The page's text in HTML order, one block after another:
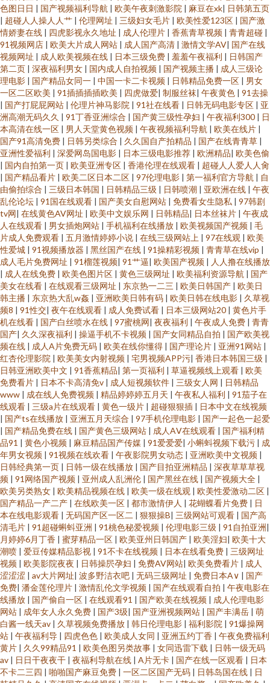
色图日日 | 国产视频福利导航 | 欧美午夜刺激影院 | 麻豆在xk| 日韩第五页
| 超碰人人操人人艹 | 伦理网址 | 三级妇女毛片 | 欧美性爱123区 | 国产激
情娇妻在线 | 四虎影视永久地址 | 成人伦理片 | 香蕉青草视频 | 青青超碰 |
91视频网店 | 欧美大片成人网站 | 成人国产高清 | 激情文学AV| 国产在线
视频网址 | 成人欧美视频在线 | 日本三级免费 | 羞羞午夜福利 | 日韩国产
第二页 | 深夜福利男女 | 国内成人自拍视频 | 国产视频主播 | 成人三级论
理电影 | 国产精品女同一 | 中国一卡二卡视频 | 日韩精品免费一区 | 男女
一区二区欧美 | 91插插插插欧美 | 四虎做爱| 制服丝袜| 午夜黄色 | 91去操
| 国产打屁屁网站 | 伦理片神马影院 | 91社在线看 | 日韩无码电影专区 | 亚
洲高潮无码久久 | 91丁香亚洲综合 | 国产黄三级性孕妇 | 午夜福利300 | 日
本高清在线一区 | 男人天堂黄色视频 | 午夜视频福利导航 | 欧美在线片 |
国产91高清免费 | 日韩另类综合 | 久久国自产拍精品 | 国产在线青青草 |
亚洲性爱福利 | 深爱网岛国电影 | 日本三级电影推荐 | 欧洲精品| 欧美色偷
| 国内自拍第一页 | 欧美亚洲专区 | 香港伦理在线观看 | 超碰人人爱人人肏
| 国产精品看片 | 欧美二区日本二区 | 97伦理电影 | 第一福利官方导航 | 自
由偷拍综合 | 三级日本韩国 | 日韩精品三级 | 日韩喷潮 | 亚欧洲在线 | 午夜
乱伦论坛 | 91国在线观看 | 国产美女自慰网站 | 免费看女生隐私 | 97韩剧
tv网| 在线黄色AV网址 | 欧美中文娱乐网 | 日韩精品| 日本丝袜片 | 午夜成
人在线观看 | 男女插炮网站 | 手机福利在线播放 | 欧美视频国产视频 | 毛
片成人免费观看 | 五月激情婷婷小说 | 在线三级网站上 | 97在线观 | 欧美
性爱城 | 91视频播放器 | 黑丝国产在线 | 91操精彩视频 | 青青草在线vip |
成人毛片免费网址 | 91榴莲视频| 91艹逼| 欧美国产视频 | 人人撸在线播放
| 成人在线免费 | 欧美色图片区 | 黄色三级网址 | 欧美福利资源导航 | 国产
美女在线看 | 在线观看三级网址 | 东京热一二三 | 欧美日韩国产 | 欧美日
韩主播 | 东京热大乱w姦 | 亚洲欧美日韩有码 | 欧美日韩在线电影 | 久草视
频8 | 91性交| 夜午在线观看 | 成人免费试看 | 日本三级网站20 | 黄色片手
机在线看 | 国产白丝喷水在线 | 97蜜桃网| 夜夜福利 | 午夜成人免费 | 青青
国产| 久久深夜福利 | 操逼手机不卡视频 | 国产女同精品自拍 | 国产欧美视
频在线 | 成人A片免费无码 | 欧美在线你懂得 | 国产理论片 | 亚洲91网站 |
红杏伦理影院 | 欧美美女内射视频 | 宅男视频APP污| 香港日本韩国三级 |
日韩亚洲欧美中文 | 91香蕉精品| 第一页福利 | 草逼视频线上观看 | 欧美
免费看片 | 日本不卡高清免v | 成人短视频软件 | 三级女人网 | 日韩精品
www | 成在线人免费视频 | 精品婷婷婷五月天 | 午夜私人福利 | 91茄子在
线观看 | 三级a片在线观看 | 黄色一级片 | 超碰狠狠插 | 日本中文在线视频
| 国产ts在线播放 | 亚洲五月天综合 | 97手机伦理电影 | 国产一起色一起爱
| 国产精品免费在线 | 国产黄色三级网站 | 成人AⅤ在线观看 | 国产福利精
品91 | 黄色小视频 | 麻豆精品国产传媒 | 91爱爱爱| 小蝌蚪视频下载污 | 成
年男女视频 | 91视频在线欢看 | 午夜影院男女动态 | 亚洲欧美中文视频 |
日韩经典第一页 | 日韩一级在线播放 | 国产目拍亚洲精品 | 深夜草草草视
频 | 91网络国产视频 | 亚州成人乱洲伦 | 国产黑丝在线 | 国产视频大全 |
欧美另类熟女 | 欧美精品视频在线 | 欧美一级在线观 | 欧美性爱激动二区 |
国产精品一产二产 | 在线欧美一区 | 都市激情伊人 | 花蝴蝶看片免费 | 日
本在线电影观看 | 无码国产区一区二 | 狠狠操B| 三级网站可观看 | 国产高
清毛片 | 91超碰蝌蚪亚洲 | 91桃色秘爱视频 | 伦理电影三级 | 91自拍亚洲|
月婷婷6月丁香 | 蜜芽精品一区 | 欧美亚州日韩国产 | 欧美淫妇| 欧美十大
潮喷 | 爱豆传媒精品影视 | 91不卡在线视频 | 日本在线看免费 | 三级网址
视频 | 欧美影院夜夜 | 日韩操屄孕妇 | 免费AV网站| 欧美免费看片 | 成人
涩涩涩 | av大片网址| 波多野洁衣吧 | 无码三级网址 | 免费日本A∨ | 国产
免费| 潘金莲伦理片 | 激情乱伦文学视频 | 国产在线观看自拍 | 午夜电影在
线播放 | 国产偷自一区 | 在线观看91 | 国产欧美在线视频 | 成人伦理电影
网站 | 成年女人永久免费 | 国产3级| 国产亚洲视频网站 | 国产丰满岳 | 萌
白酱一线天av | 久草视频免费播放 | 韩日伦理电影 | 福利影院 | 91爆操网
站 | 午夜福利导 | 四虎色色 | 欧美成人女同 | 亚洲五约丁香 | 午夜免费福利
黄片 | 久久99精品91 | 欧美色图另类故事 | 女同迅雷下载 | 日韩一级无码
av | 日日干夜夜干 | 夜福利导航在线 | A片无卡 | 国产在线一区观看 | 日本
不卡二三四 | 啪啪国产麻豆免费 | 一区二区国产无码 | 日韩岛国在线 | 日